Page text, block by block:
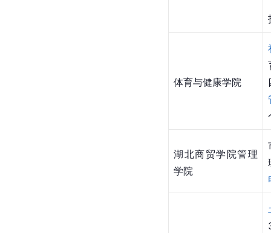
体育与健康学院
湖北商贸学院管理
学院